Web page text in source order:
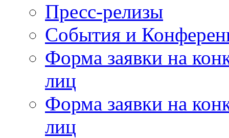
Пресс-релизы
События и
Форма заявки на
лиц
Форма заявки на
лиц